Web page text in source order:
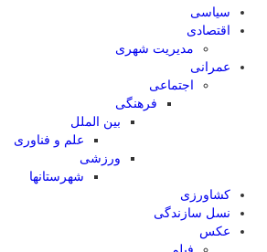
سیاسی
اقتصادی
مدیریت شهری
عمرانی
اجتماعی
فرهنگی
بین الملل
علم و فناوری
ورزشی
شهرستانها
کشاورزی
نسل سازندگی
عکس